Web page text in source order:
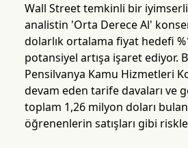
Wall Street temkinli bir
analistin 'Orta Derece Al'
dolarlık ortalama fiyat hedefi
potansiyel artışa işaret ediyor.
Pensilvanya Kamu Hizmetleri
devam eden tarife davaları ve
toplam 1,26 milyon doları
öğrenenlerin satışları gibi